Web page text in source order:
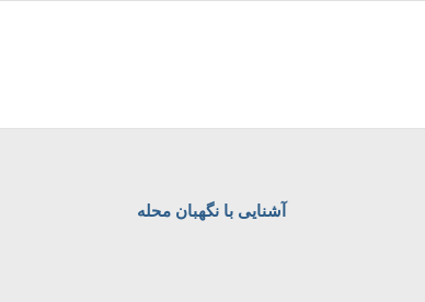
آشنایی با نگهبان محله